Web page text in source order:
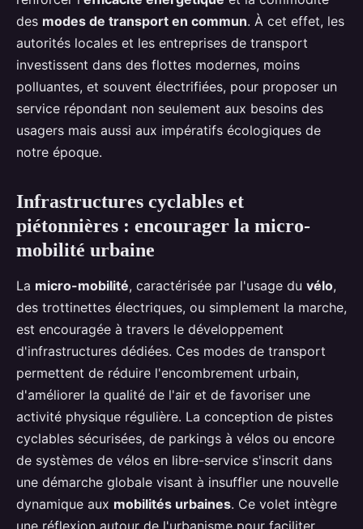
des modes de transport en commun. À cet effet, les
autorités locales et les entreprises de transport
investissent dans des flottes modernes, moins
polluantes, et souvent électrifiées, pour proposer un
service répondant non seulement aux besoins des
usagers mais aussi aux impératifs écologiques de
notre époque.
Infrastructures cyclables et
piétonnières : encourager la micro-
mobilité urbaine
La micro-mobilité, caractérisée par l'usage du vélo,
des trottinettes électriques, ou simplement la marche,
est encouragée à travers le développement
d'infrastructures dédiées. Ces modes de transport
permettent de réduire l'encombrement urbain,
d'améliorer la qualité de l'air et de favoriser une
activité physique régulière. La conception de pistes
cyclables sécurisées, de parkings à vélos ou encore
de systèmes de vélos en libre-service s'inscrit dans
une démarche globale visant à insuffler une nouvelle
dynamique aux mobilités urbaines. Ce volet intègre
une réflexion autour de l'urbanisme pour faciliter